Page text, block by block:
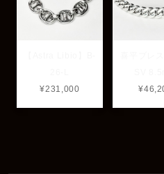
¥231,000